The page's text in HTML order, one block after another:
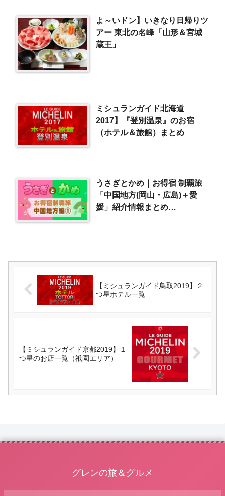
よ～いドン】いきなり日帰りツ
アー 東北の名峰「山形＆宮城
蔵王」
ミシュランガイド北海道
2017】『登別温泉』のお宿
（ホテル＆旅館）まとめ
うさぎとかめ｜お得宿 制覇旅
「中国地方(岡山・広島)＋愛
媛」紹介情報まとめ
【ミシュランガイド鳥取2019】２
つ星ホテル一覧
【ミシュランガイド京都2019】１
つ星のお店一覧（祇園エリア）
グレンの旅＆グルメ